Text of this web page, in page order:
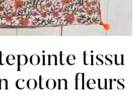
tissu
coton fleurs